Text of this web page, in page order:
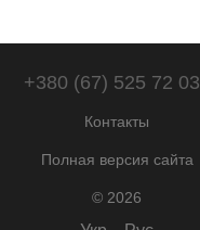
+380 (67) 525 72 03
Контакты
Полная версия сайта
© 2026